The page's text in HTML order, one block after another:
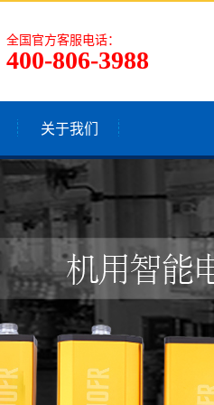
全国官方客服电话：
400-806-3988
关于我们